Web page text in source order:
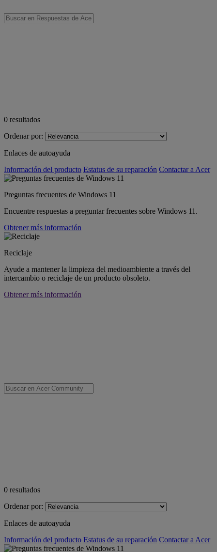
0 resultados
Ordenar por:
Enlaces de autoayuda
Información del producto Estatus de su reparación Contactar a Acer
Preguntas frecuentes de Windows 11
Encuentre respuestas a preguntar frecuentes sobre Windows 11.
Obtener más información
Reciclaje
Ayude a mantener la limpieza del medioambiente a través del
intercambio o reciclaje de un producto obsoleto.
Obtener más información
0 resultados
Ordenar por:
Enlaces de autoayuda
Información del producto Estatus de su reparación Contactar a Acer